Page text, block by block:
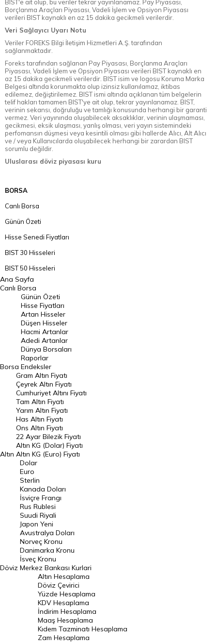
BIST'e ait olup, bu veriler tekrar yayınlanamaz. Pay Piyasası,
Borçlanma Araçları Piyasası, Vadeli İşlem ve Opsiyon Piyasası
verileri BIST kaynaklı en az 15 dakika gecikmeli verilerdir.
Veri Sağlayıcı Uyarı Notu
Veriler FOREKS Bilgi İletişim Hizmetleri A.Ş. tarafından
sağlanmaktadır.
Foreks tarafından sağlanan Pay Piyasası, Borçlanma Araçları
Piyasası, Vadeli İşlem ve Opsiyon Piyasası verileri BIST kaynaklı en
az 15 dakika gecikmeli verilerdir. BIST isim ve logosu Koruma Marka
Belgesi altında korunmakta olup izinsiz kullanılamaz, iktibas
edilemez, değiştirilemez. BIST ismi altında açıklanan tüm belgelerin
telif hakları tamamen BIST'ye ait olup, tekrar yayınlanamaz. BIST,
verinin sekansı, doğruluğu ve tamlığı konusunda herhangi bir garanti
vermez. Veri yayınında oluşabilecek aksaklıklar, verinin ulaşmaması,
gecikmesi, eksik ulaşması, yanlış olması, veri yayın sistemindeki
perfomansın düşmesi veya kesintili olması gibi hallerde Alıcı, Alt Alıcı
ve / veya Kullanıcılarda oluşabilecek herhangi bir zarardan BIST
sorumlu değildir.
Uluslarası döviz piyasası kuru
BORSA
Canlı Borsa
Günün Özeti
Hisse Senedi Fiyatları
BIST 30 Hisseleri
BIST 50 Hisseleri
BIST 100 Hisseleri
En Çok Artan Hisseler
En Çok Düşen Hisseler
Hacmi Artanlar
Geçmiş Kapanışlar
Dünya Borsaları
Raporlar
Endeksler
DÖVİZ
Döviz Kuru
Dolar Kuru
Euro Kuru
Pound Kuru
Frank Kuru
Riyal Kuru
Avustralya Doları
Danimarka Kronu Kuru
Kanada Doları Kuru
Norveç Kronu Kuru
İsveç Kronu Kuru
Japon Yeni Kuru
Serbest Piyasa Döviz Kurları
Merkez Bankası Döviz Kurları
Ana Sayfa
Canlı Borsa
Borsa
Günün Özeti
Hisse Fiyatları
Artan Hisseler
Düşen Hisseler
Hacmi Artanlar
Adedi Artanlar
Dünya Borsaları
Raporlar
Endeksler
Altın
Gram Altın Fiyatı
Çeyrek Altın Fiyatı
Cumhuriyet Altını Fiyatı
Tam Altın Fiyatı
Yarım Altın Fiyatı
Has Altın Fiyatı
Ons Altın Fiyatı
22 Ayar Bilezik Fiyatı
Altın KG (Dolar) Fiyatı
Altın KG (Euro) Fiyatı
Döviz
Dolar
Euro
Sterlin
Kanada Doları
İsviçre Frangı
Rus Rublesi
Suudi Riyali
Japon Yeni
Avustralya Doları
Norveç Kronu
Danimarka Kronu
İsveç Kronu
Merkez Bankası Kurlari
Altın Hesaplama
Döviz Çevirici
Yüzde Hesaplama
KDV Hesaplama
İndirim Hesaplama
Maaş Hesaplama
Kıdem Tazminatı Hesaplama
Zam Hesaplama